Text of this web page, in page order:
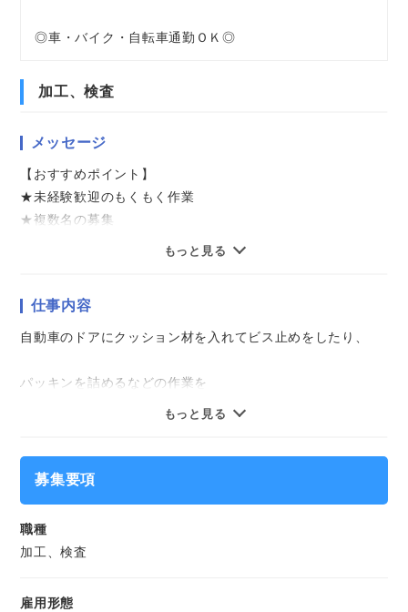
◎車・バイク・自転車通勤ＯＫ◎
加工、検査
メッセージ
【おすすめポイント】
★未経験歓迎のもくもく作業
★複数名の募集
★当社スタッフさんが多数活躍中！
ご応募心よりお待ちしております（・ω・）ノ
もっと見る
仕事内容
自動車のドアにクッション材を入れてビス止めをしたり、
パッキンを詰めるなどの作業を
成形後の検査をしていただくこともあります。
もっと見る
募集要項
職種
加工、検査
雇用形態